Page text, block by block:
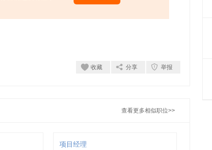
收藏 分享 举报
查看更多相似职位>>
项目经理